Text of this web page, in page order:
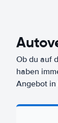
Ob du auf
haben
Angebot in